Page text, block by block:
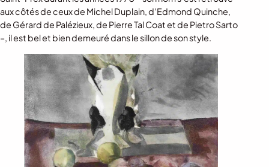
aux côtés de ceux de Michel Duplain, d’Edmond Quinche,
de Gérard de Palézieux, de Pierre Tal Coat et de Pietro Sarto
–, il est bel et bien demeuré dans le sillon de son style.